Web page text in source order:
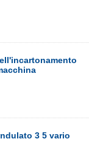
3 5 vario